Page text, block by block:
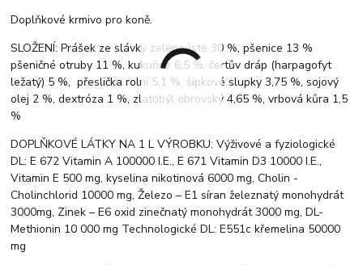
Doplňkové krmivo pro koně.
SLOŽENÍ: Prášek ze slávky zelenoústé 30 %, pšenice 13 %
pšeničné otruby 11 %, kukuřice 6,5 %, čertův dráp (harpagofyt
ležatý) 5 %, přeslička rolní 5,1 %, šípkové slupky 3,75 %, sojový
olej 2 %, dextróza 1 %, zlatobýl obrovský 4,65 %, vrbová kůra 1,5
%
DOPLŇKOVÉ LÁTKY NA 1 L VÝROBKU: Výživové a fyziologické
DL: E 672 Vitamin A 100000 I.E., E 671 Vitamin D3 10000 I.E.,
Vitamin E 500 mg, kyselina nikotinová 6000 mg, Cholin -
Cholinchlorid 10000 mg, Železo – E1 síran železnatý monohydrát
3000mg, Zinek – E6 oxid zinečnatý monohydrát 3000 mg, DL-
Methionin 10 000 mg Technologické DL: E551c křemelina 50000
mg